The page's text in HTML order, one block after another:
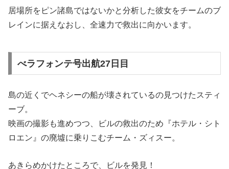
居場所をピン諸島ではないかと分析した彼女をチームのブ
レインに据えなおし、全速力で救出に向かいます。
べラフォンテ号出航27日目
島の近くでヘネシーの船が壊されているの見つけたスティ
ーブ。
映画の撮影も進めつつ、ビルの救出のため『ホテル・シト
ロエン』の廃墟に乗りこむチーム・ズィスー。
あきらめかけたところで、ビルを発見！